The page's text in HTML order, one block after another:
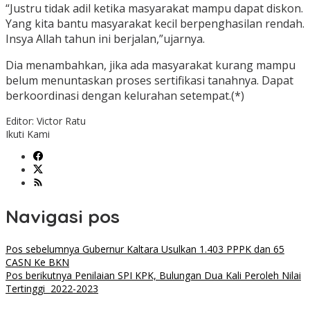
“Justru tidak adil ketika masyarakat mampu dapat diskon.
Yang kita bantu masyarakat kecil berpenghasilan rendah.
Insya Allah tahun ini berjalan,”ujarnya.
Dia menambahkan, jika ada masyarakat kurang mampu
belum menuntaskan proses sertifikasi tanahnya. Dapat
berkoordinasi dengan kelurahan setempat.(*)
Editor: Victor Ratu
Ikuti Kami
Navigasi pos
Pos sebelumnya Gubernur Kaltara Usulkan 1.403 PPPK dan 65
CASN Ke BKN
Pos berikutnya Penilaian SPI KPK, Bulungan Dua Kali Peroleh Nilai
Tertinggi 2022-2023